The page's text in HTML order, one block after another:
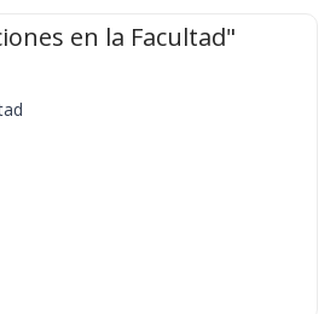
en la Facultad"